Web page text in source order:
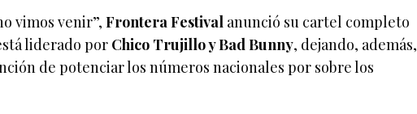
vimos venir”,Frontera Festival anunció su cartel completo
liderado por Chico Trujillo y Bad Bunny, dejando, además,
de potenciar los números nacionales por sobre los